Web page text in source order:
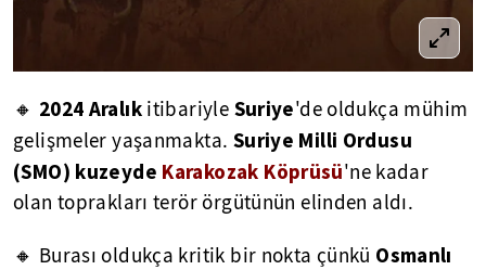
🔸 2024 Aralık itibariyle Suriye'de oldukça mühim
gelişmeler yaşanmakta. Suriye Milli Ordusu
(SMO) kuzeyde Karakozak Köprüsü'ne kadar
olan toprakları terör örgütünün elinden aldı.
🔸 Burası oldukça kritik bir nokta çünkü Osmanlı